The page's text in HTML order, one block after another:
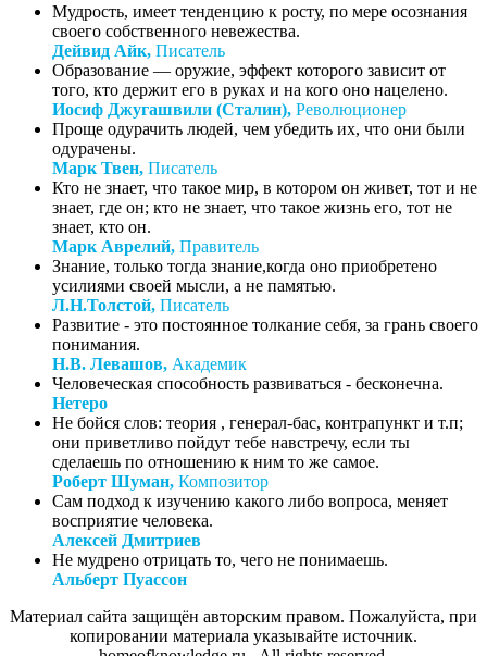
Мудрость, имеет тенденцию к росту, по мере осознания
своего собственного невежества.
Дейвид Айк, Писатель
Образование — оружие, эффект которого зависит от
того, кто держит его в руках и на кого оно нацелено.
Иосиф Джугашвили (Сталин), Революционер
Проще одурачить людей, чем убедить их, что они были
одурачены.
Марк Твен, Писатель
Кто не знает, что такое мир, в котором он живет, тот и не
знает, где он; кто не знает, что такое жизнь его, тот не
знает, кто он.
Марк Аврелий, Правитель
Знание, только тогда знание,когда оно приобретено
усилиями своей мысли, а не памятью.
Л.Н.Толстой, Писатель
Развитие - это постоянное толкание себя, за грань своего
понимания.
Н.В. Левашов, Академик
Человеческая способность развиваться - бесконечна.
Нетеро
Не бойся слов: теория , генерал-бас, контрапункт и т.п;
они приветливо пойдут тебе навстречу, если ты
сделаешь по отношению к ним то же самое.
Роберт Шуман, Композитор
Сам подход к изучению какого либо вопроса, меняет
восприятие человека.
Алексей Дмитриев
Не мудрено отрицать то, чего не понимаешь.
Альберт Пуассон
Материал сайта защищён авторским правом. Пожалуйста, при
копировании материала указывайте источник.